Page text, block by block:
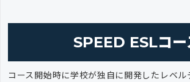
SPEED ESLコー
コース開始時に学校が独自に開発したレベル